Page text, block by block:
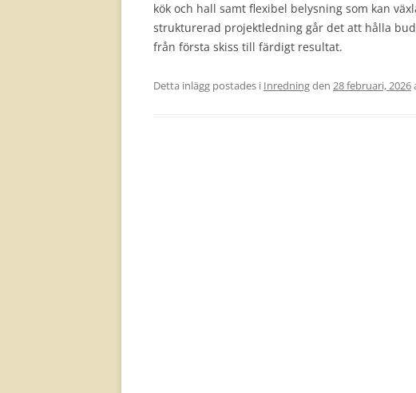
kök och hall samt flexibel belysning som kan
strukturerad projektledning går det att hålla
från första skiss till färdigt resultat.
Detta inlägg postades i Inredningden 28 februari, 2026